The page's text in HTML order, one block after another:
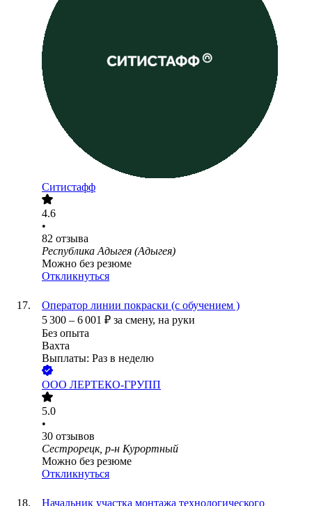
Ситистафф
4.6
•
82 отзыва
Республика Адыгея (Адыгея)
Можно без резюме
Откликнуться
Оператор линии покраски (с обучением )
5 300 – 6 001 ₽ за смену, на руки
Без опыта
Вахта
Выплаты: Раз в неделю
ООО ЛЕРТЕКО-ГРУПП
5.0
•
30 отзывов
Сестрорецк, р-н Курортный
Можно без резюме
Откликнуться
Начальник участка монтажа технологического